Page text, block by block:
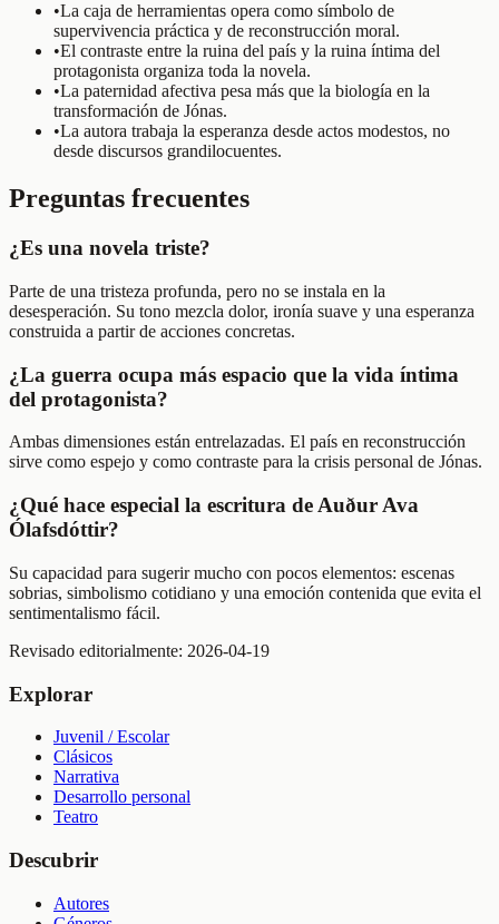
•La caja de herramientas opera como símbolo de
supervivencia práctica y de reconstrucción moral.
•El contraste entre la ruina del país y la ruina íntima del
protagonista organiza toda la novela.
•La paternidad afectiva pesa más que la biología en la
transformación de Jónas.
•La autora trabaja la esperanza desde actos modestos, no
desde discursos grandilocuentes.
Preguntas frecuentes
¿Es una novela triste?
Parte de una tristeza profunda, pero no se instala en la
desesperación. Su tono mezcla dolor, ironía suave y una esperanza
construida a partir de acciones concretas.
¿La guerra ocupa más espacio que la vida íntima
del protagonista?
Ambas dimensiones están entrelazadas. El país en reconstrucción
sirve como espejo y como contraste para la crisis personal de Jónas.
¿Qué hace especial la escritura de Auður Ava
Ólafsdóttir?
Su capacidad para sugerir mucho con pocos elementos: escenas
sobrias, simbolismo cotidiano y una emoción contenida que evita el
sentimentalismo fácil.
Revisado editorialmente: 2026-04-19
Explorar
Juvenil / Escolar
Clásicos
Narrativa
Desarrollo personal
Teatro
Descubrir
Autores